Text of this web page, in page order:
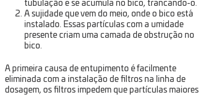
tubulação e se acumula no bico, trancando-o.
A sujidade que vem do meio, onde o bico está
instalado. Essas partículas com a umidade
presente criam uma camada de obstrução no
bico.
A primeira causa de entupimento é facilmente
eliminada com a instalação de filtros na linha de
dosagem, os filtros impedem que partículas maiores